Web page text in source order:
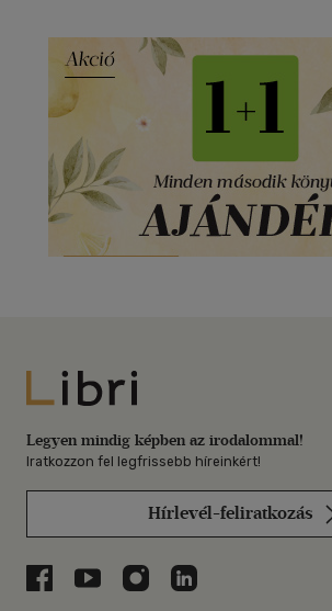
Libri
Legyen mindig képben az irodalommal!
Iratkozzon fel legfrissebb híreinkért!
Hírlevél-feliratkozás
Libri a Facebookon
Libri a Youtube-on
Libri az Instagramon
Libri a LinkedInen